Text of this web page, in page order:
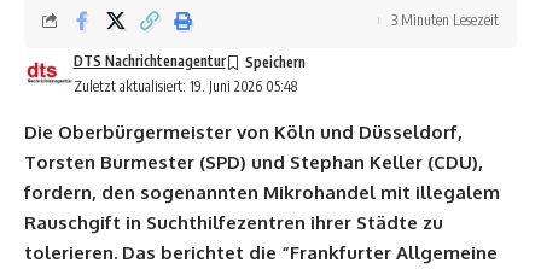
Zuletzt aktualisiert: 19. Juni 2026 05:48
DTS Nachrichtenagentur
3 Minuten Lesezeit
Die Oberbürgermeister von Köln und Düsseldorf,
Torsten Burmester (SPD) und Stephan Keller (CDU),
fordern, den sogenannten Mikrohandel mit illegalem
Rauschgift in Suchthilfezentren ihrer Städte zu
tolerieren. Das berichtet die “Frankfurter Allgemeine